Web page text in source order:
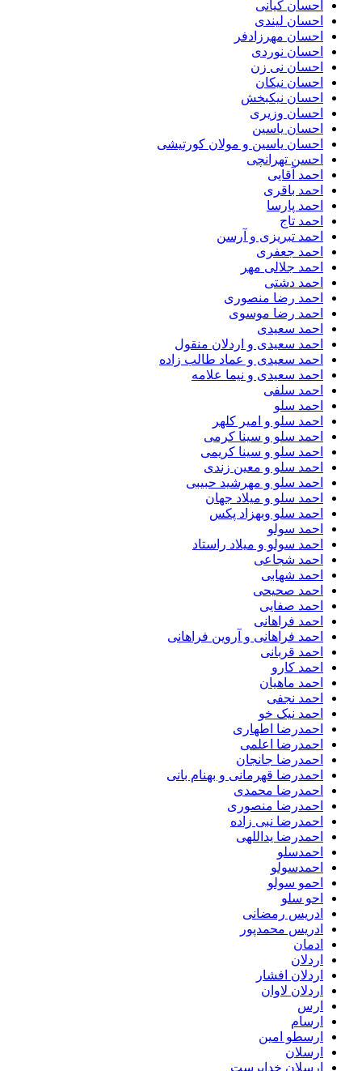
احسان کیانی
احسان لیندی
احسان مهرزادفر
احسان نوردی
احسان نی زن
احسان نیکان
احسان نیکبخش
احسان وزیری
احسان یاسین
احسان یاسین و مولان کورتیشی
احسن تهرانچی
احمد آقایی
احمد باقری
احمد پارسا
احمد تاج
احمد تبریزی و آرسن
احمد جعفری
احمد جلالی مهر
احمد دشتی
احمد رضا منصوری
احمد رضا موسوی
احمد سعیدی
احمد سعیدی و اردلان منقول
احمد سعیدی و عماد طالب زاده
احمد سعیدی و نیما علامه
احمد سلفی
احمد سلو
احمد سلو و امیر کلهر
احمد سلو و سینا کرمی
احمد سلو و سینا کریمی
احمد سلو و معین زندی
احمد سلو و مهرشید حبیبی
احمد سلو و میلاد جهان
احمد سلو وبهزاد پکس
احمد سولو
احمد سولو و میلاد راستاد
احمد شجاعی
احمد شهابی
احمد صحیحی
احمد صفایی
احمد فراهانی
احمد فراهانی و آروین فراهانی
احمد قربانی
احمد کارو
احمد ماهیان
احمد نجفی
احمد نیک خو
احمدرضا اطهاری
احمدرضا اعلمی
احمدرضا جانجان
احمدرضا قهرمانی و بهنام بانی
احمدرضا محمدی
احمدرضا منصوری
احمدرضا نبی زاده
احمدرضا یداللهی
احمدسلو
احمدسولو
احمو سولو
احو سلو
ادریس رمضانی
ادریس محمدپور
ادمان
اردلان
اردلان افشار
اردلان لاوان
ارس
ارسام
ارسطو امین
ارسلان
ارسلان خداپرست